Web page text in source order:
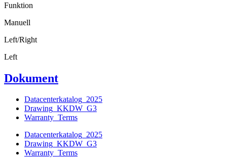
Funktion
Manuell
Left/Right
Left
Dokument
Datacenterkatalog_2025
Drawing_KKDW_G3
Warranty_Terms
Datacenterkatalog_2025
Drawing_KKDW_G3
Warranty_Terms